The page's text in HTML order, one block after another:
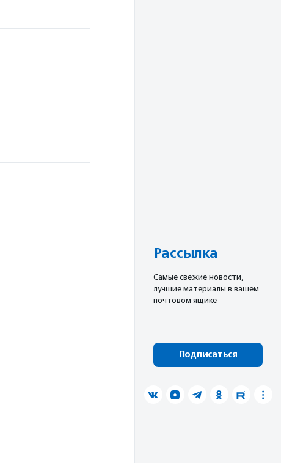
Рассылка
Cамые свежие новости,
лучшие материалы в вашем
почтовом ящике
Подписаться